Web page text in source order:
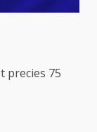
precies 75